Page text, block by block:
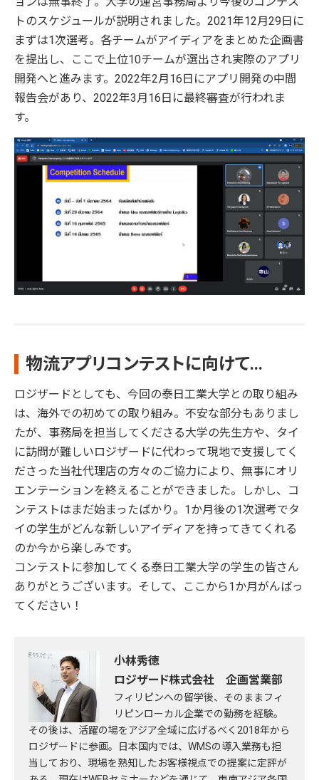
トのスケジュールが説明されました。2021年12月29日に
まずは1次選考。各チームがアイディアをまとめた企画書
を提出し、ここで上位10チームが選出され実際のアプリ
開発へと進みます。2022年2月16日にアプリ開発の中間
報告会があり、2022年3月16日に最終審査が行われま
す。
物流アプリコンテストに向けて...
ロジザードとしても、今回の泰日工業大学との取り組み
は、海外での初めての取り組み。不安な部分もありまし
たが、事務局を担当してくださる大学の先生方や、タイ
に訪問が難しいロジザードに代わって現地で支援してく
ださった当社代理店の方々のご協力により、無事にオリ
エンテーションを終えることができました。しかし、コ
ンテストはまだ始まったばかり。1か月後の1次選考でタ
イの学生がどんな新しいアイディアを持ってきてくれる
のか今から楽しみです。
コンテストに参加してくる泰日工業大学の学生の皆さん
ありがとうございます。そして、ここから1か月がんばっ
てください！
小林秀徳
ロジザード株式会社 企画営業部
フィリピンへの留学後、そのままフィ
リピンローカル企業での勤務を経験。
その後は、活躍の場をアジア全域に広げるべく2018年から
ロジザードに参画。日本国内では、WMSの導入業務も担
当しており、現場を熟知したお客様視点での提案に定評が